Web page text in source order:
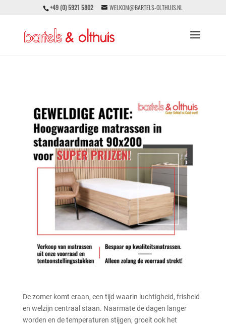
+49 (0) 5921 5802 WELKOM@BARTELS-OLTHUIS.NL
De zomer komt eraan, een tijd waarin luchtigheid, frisheid
en welzijn centraal staan. Naarmate de dagen langer
worden en de temperaturen stijgen, groeit ook het